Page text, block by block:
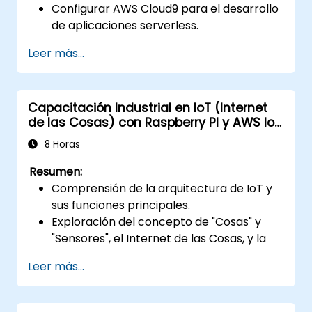
Configurar AWS Cloud9 para el desarrollo
de aplicaciones serverless.
aplicaciones serverless utilizando AWS
Lambda.
Integrar AWS Lambda con otros servicios
de AWS, como API Gateway y S3.
Optimizar las aplicaciones serverless
para lograr un equilibrio entre
Leer más...
Capacitación Industrial en IoT (Internet
de las Cosas) con Raspberry PI y AWS IoT
Core8 Horas
Resumen:
Comprensión de la arquitectura de IoT y
sus funciones principales.
Exploración del concepto de "Cosas" y
"Sensores", el Internet de las Cosas, y la
soluciones IoT.
Visión integral de los componentes de
software de IoT: hardware, firmware,
Leer más...